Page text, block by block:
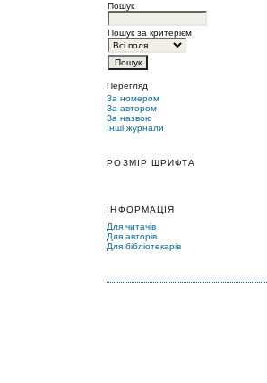
Пошук
Пошук за критерієм
Перегляд
За номером
За автором
За назвою
Інші журнали
РОЗМІР ШРИФТА
ІНФОРМАЦІЯ
Для читачів
Для авторів
Для бібліотекарів